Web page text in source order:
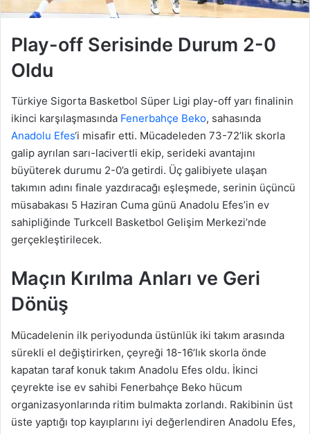
Play-off Serisinde Durum 2-0
Oldu
Türkiye Sigorta Basketbol Süper Ligi play-off yarı finalinin
ikinci karşılaşmasında Fenerbahçe Beko, sahasında
Anadolu Efes‘i misafir etti. Mücadeleden 73-72’lik skorla
galip ayrılan sarı-lacivertli ekip, serideki avantajını
büyüterek durumu 2-0’a getirdi. Üç galibiyete ulaşan
takımın adını finale yazdıracağı eşleşmede, serinin üçüncü
müsabakası 5 Haziran Cuma günü Anadolu Efes’in ev
sahipliğinde Turkcell Basketbol Gelişim Merkezi’nde
gerçekleştirilecek.
Maçın Kırılma Anları ve Geri
Dönüş
Mücadelenin ilk periyodunda üstünlük iki takım arasında
sürekli el değiştirirken, çeyreği 18-16’lık skorla önde
kapatan taraf konuk takım Anadolu Efes oldu. İkinci
çeyrekte ise ev sahibi Fenerbahçe Beko hücum
organizasyonlarında ritim bulmakta zorlandı. Rakibinin üst
üste yaptığı top kayıplarını iyi değerlendiren Anadolu Efes,